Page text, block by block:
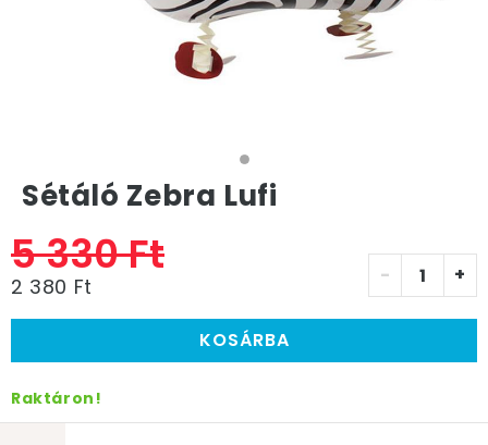
Sétáló Zebra Lufi
5 330 Ft
2 380 Ft - +
KOSÁRBA
Raktáron!